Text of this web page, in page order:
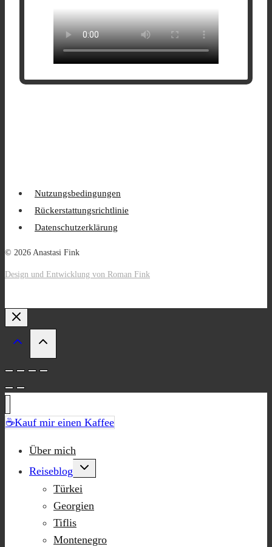
Nutzungsbedingungen
Rückerstattungsrichtlinie
Datenschutzerklärung
© 2026 Anastasi Fink
Design und Entwicklung von Roman Fink
☕Kauf mir einen Kaffee
Über mich
Reiseblog
Untermenü
Türkei
Georgien
Tiflis
Montenegro